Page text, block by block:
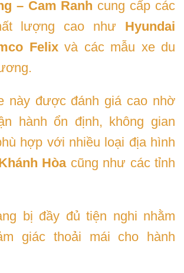
– Cam Ranh cung cấp các
lượng cao như Hyundai
Felixvà các mẫu xe du
này được đánh giá cao nhờ
hành ổn định, không gian
hợp với nhiều loại địa hình
Hòacũng như các tỉnh
bị đầy đủ tiện nghi nhằm
giác thoải mái cho hành